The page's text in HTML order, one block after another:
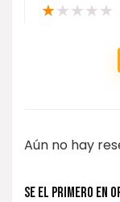
★★★★★
Aún no hay
Se el primero en